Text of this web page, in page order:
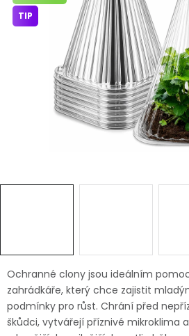
Dětská hřiště
Autodoplňky
Vánoce
Značky
Ochranné clony jsou ideálním
zahrádkáře, který chce zajistit
podmínky pro růst. Chrání před
škůdci, vytvářejí příznivé mikroklima
TIP